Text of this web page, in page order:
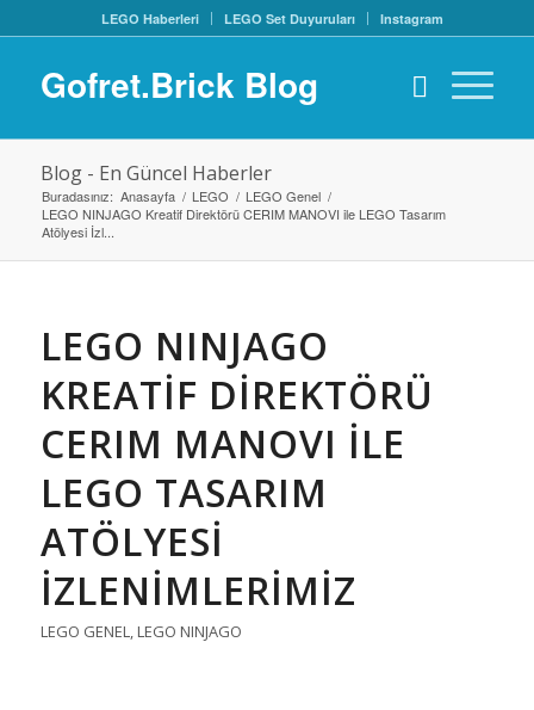
LEGO Haberleri LEGO Set Duyuruları Instagram
Gofret.Brick Blog
Blog - En Güncel Haberler
Buradasınız: Anasayfa / LEGO / LEGO Genel /
LEGO NINJAGO Kreatif Direktörü CERIM MANOVI ile LEGO Tasarım
Atölyesi İzl...
LEGO NINJAGO
KREATIF DIREKTÖRÜ
CERIM MANOVI ILE
LEGO TASARIM
ATÖLYESI
İZLENIMLERIMIZ
LEGO GENEL, LEGO NINJAGO